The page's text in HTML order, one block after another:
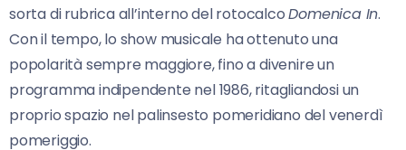
sorta di rubrica all’interno del rotocalcoDomenica In.
Con il tempo, lo show musicale ha ottenuto una
popolarità sempre maggiore, fino a divenire un
programma indipendente nel 1986, ritagliandosi un
proprio spazio nel palinsesto pomeridiano del venerdì
pomeriggio.